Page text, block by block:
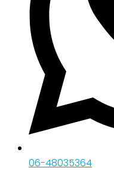
06-48035364